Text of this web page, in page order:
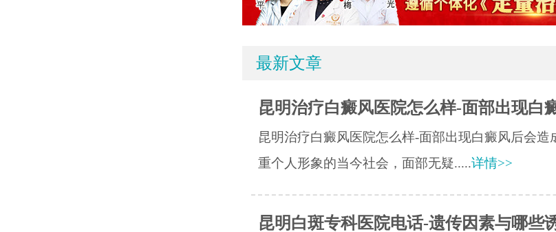
最新文章
昆明治疗白癜风医院怎么样-面部出现白
昆明治疗白癜风医院怎么样-面部出现白癜风后会造
重个人形象的当今社会，面部无疑.....详情>>
昆明白斑专科医院电话-遗传因素与哪些